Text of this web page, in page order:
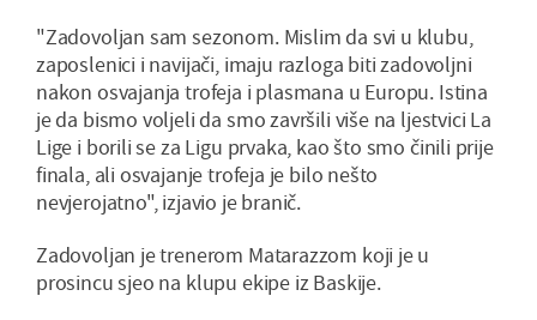
"Zadovoljan sam sezonom. Mislim da svi u klubu,
zaposlenici i navijači, imaju razloga biti zadovoljni
nakon osvajanja trofeja i plasmana u Europu. Istina
je da bismo voljeli da smo završili više na ljestvici La
Lige i borili se za Ligu prvaka, kao što smo činili prije
finala, ali osvajanje trofeja je bilo nešto
nevjerojatno", izjavio je branič.
Zadovoljan je trenerom Matarazzom koji je u
prosincu sjeo na klupu ekipe iz Baskije.